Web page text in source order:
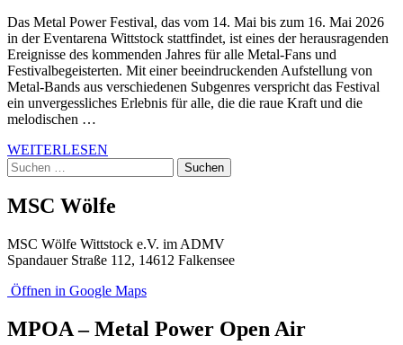
Das Metal Power Festival, das vom 14. Mai bis zum 16. Mai 2026
in der Eventarena Wittstock stattfindet, ist eines der herausragenden
Ereignisse des kommenden Jahres für alle Metal-Fans und
Festivalbegeisterten. Mit einer beeindruckenden Aufstellung von
Metal-Bands aus verschiedenen Subgenres verspricht das Festival
ein unvergessliches Erlebnis für alle, die die raue Kraft und die
melodischen …
WEITERLESEN
Suchen
nach:
MSC Wölfe
MSC Wölfe Wittstock e.V. im ADMV
Spandauer Straße 112, 14612 Falkensee
Öffnen in Google Maps
MPOA – Metal Power Open Air